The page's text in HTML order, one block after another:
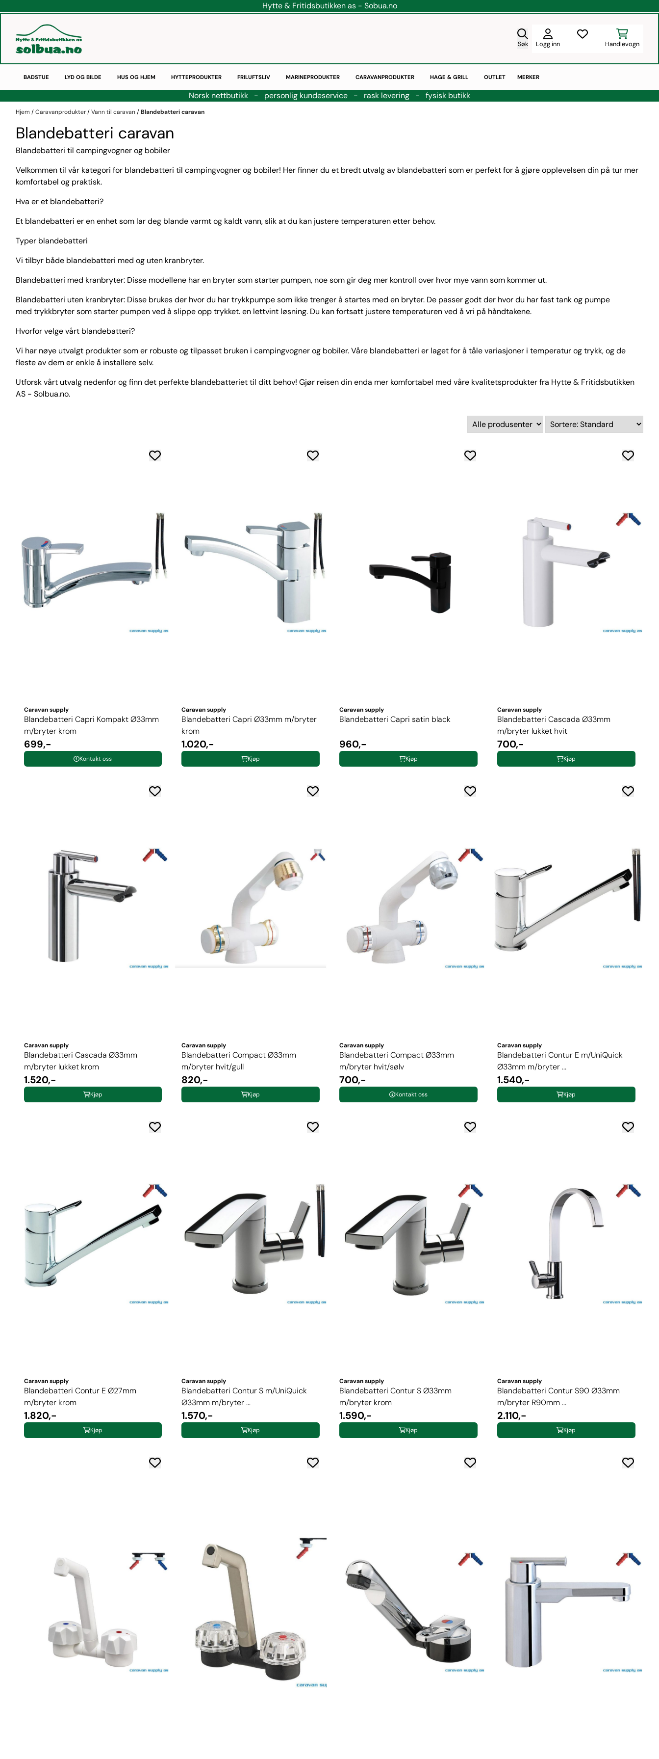
Hytte & Fritidsbutikken as - Sobua.no
Søk Logg inn Handlevogn
BADSTUE LYD OG BILDE HUS OG HJEM HYTTEPRODUKTER FRILUFTSLIV MARINEPRODUKTER CARAVANPRODUKTER HAGE & GRILL OUTLET MERKER
Norsk nettbutikk - personlig kundeservice - rask levering - fysisk butikk
Hjem /Caravanprodukter/Vann til caravan/Blandebatteri caravan
Blandebatteri caravan
Blandebatteri til campingvogner og bobiler
Velkommen til vår kategori for blandebatteri til campingvogner og bobiler! Her finner du et bredt utvalg av blandebatteri som er perfekt for å gjøre opplevelsen din på tur mer
komfortabel og praktisk.
Hva er et blandebatteri?
Et blandebatteri er en enhet som lar deg blande varmt og kaldt vann, slik at du kan justere temperaturen etter behov.
Typer blandebatteri
Vi tilbyr både blandebatteri med og uten kranbryter.
Blandebatteri med kranbryter: Disse modellene har en bryter som starter pumpen, noe som gir deg mer kontroll over hvor mye vann som kommer ut.
Blandebatteri uten kranbryter: Disse brukes der hvor du har trykkpumpe som ikke trenger å startes med en bryter. De passer godt der hvor du har fast tank og pumpe
med trykkbryter som starter pumpen ved å slippe opp trykket. en lettvint løsning. Du kan fortsatt justere temperaturen ved å vri på håndtakene.
Hvorfor velge vårt blandebatteri?
Vi har nøye utvalgt produkter som er robuste og tilpasset bruken i campingvogner og bobiler. Våre blandebatteri er laget for å tåle variasjoner i temperatur og trykk, og de
fleste av dem er enkle å installere selv.
Utforsk vårt utvalg nedenfor og finn det perfekte blandebatteriet til ditt behov! Gjør reisen din enda mer komfortabel med våre kvalitetsprodukter fra Hytte & Fritidsbutikken
AS - Solbua.no.
Caravan supply
Blandebatteri Capri Kompakt Ø33mm
m/bryter krom
699,-
Kontakt oss
Caravan supply
Blandebatteri Capri Ø33mm m/bryter
krom
1.020,-
Kjøp
Caravan supply
Blandebatteri Capri satin black
960,-
Kjøp
Caravan supply
Blandebatteri Cascada Ø33mm
m/bryter lukket hvit
700,-
Kjøp
Caravan supply
Blandebatteri Cascada Ø33mm
m/bryter lukket krom
1.520,-
Kjøp
Caravan supply
Blandebatteri Compact Ø33mm
m/bryter hvit/gull
820,-
Kjøp
Caravan supply
Blandebatteri Compact Ø33mm
m/bryter hvit/sølv
700,-
Kontakt oss
Caravan supply
Blandebatteri Contur E m/UniQuick
Ø33mm m/bryter ...
1.540,-
Kjøp
Caravan supply
Blandebatteri Contur E Ø27mm
m/bryter krom
1.820,-
Kjøp
Caravan supply
Blandebatteri Contur S m/UniQuick
Ø33mm m/bryter ...
1.570,-
Kjøp
Caravan supply
Blandebatteri Contur S Ø33mm
m/bryter krom
1.590,-
Kjøp
Caravan supply
Blandebatteri Contur S90 Ø33mm
m/bryter R90mm ...
2.110,-
Kjøp